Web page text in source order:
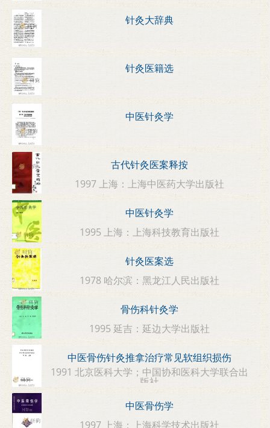
针灸大辞典
针灸医籍选
中医针灸学
古代针灸医案释按
1997 上海：上海中医药大学出版社
中医针灸学
1995 上海：上海科技教育出版社
针灸医案选
1978 哈尔滨：黑龙江人民出版社
骨伤科针灸学
1995 延吉：延边大学出版社
中医骨伤针灸推拿治疗常见软组织损伤
1991 北京医科大学；中国协和医科大学联合出
版社
中医骨伤学
1997 上海：上海科学技术出版社